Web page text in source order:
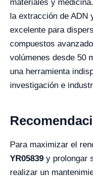
materiales y
la extracción de ADN
excelente para
compuestos
volúmenes desde 50
una herramienta
investigación e
Para maximizar el
YR05839 y prolongar
realizar un